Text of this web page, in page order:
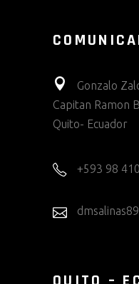
Gonzalo
Capitan Ramon
Quito- Ecuador
+593 98